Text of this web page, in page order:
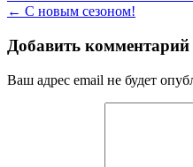
по
записям
← С новым сезоном!
Добавить комментарий
Ваш адрес email не будет